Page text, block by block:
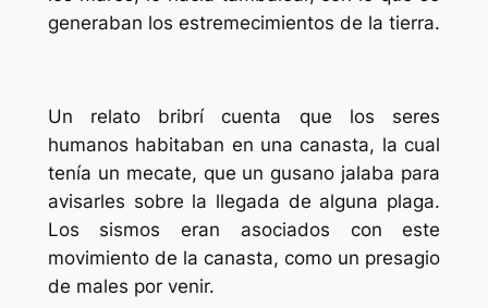
generaban los estremecimientos de la tierra.
Un relato bribrí cuenta que los seres
humanos habitaban en una canasta, la cual
tenía un mecate, que un gusano jalaba para
avisarles sobre la llegada de alguna plaga.
Los sismos eran asociados con este
movimiento de la canasta, como un presagio
de males por venir.